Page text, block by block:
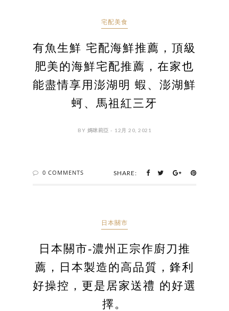
宅配美食
有魚生鮮 宅配海鮮推薦，頂級
肥美的海鮮宅配推薦，在家也
能盡情享用澎湖明 蝦、澎湖鮮
蚵、馬祖紅三牙
BY 媽咪莉亞 - 12月 20, 2021
0 COMMENTS SHARE:
日本關市
日本關市-濃州正宗作廚刀推
薦，日本製造的高品質，鋒利
好操控，更是居家送禮 的好選
擇。